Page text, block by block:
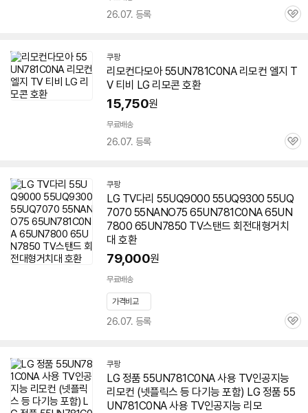
26.07. 등록
관
쿠팡
리모컨다모아55UN781C0NA리모컨 엘지 T
V 티비 LG 리모콘 호환
15,750원
무료배송
26.07. 등록
관
쿠팡
LG TV다리 55UQ9000 55UQ9300 55UQ
7070 55NANO75 65UN781C0NA 65UN
7800 65UN7850 TV스탠드 회전대형거치
대 호환
79,000원
무료배송
가격비교
26.07. 등록
관
쿠팡
LG 정품 55UN781C0NA사용 TV인공지능
리모컨 (넷플릭스 등 다기능 포함) LG 정품 55
UN781C0NA사용 TV인공지능 리모